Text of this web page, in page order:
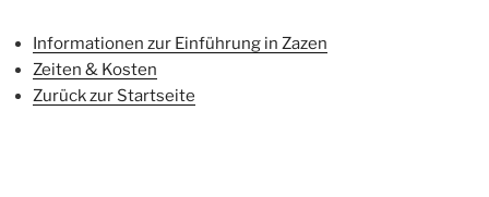
Informationen zur Einführung in Zazen
Zeiten & Kosten
Zurück zur Startseite